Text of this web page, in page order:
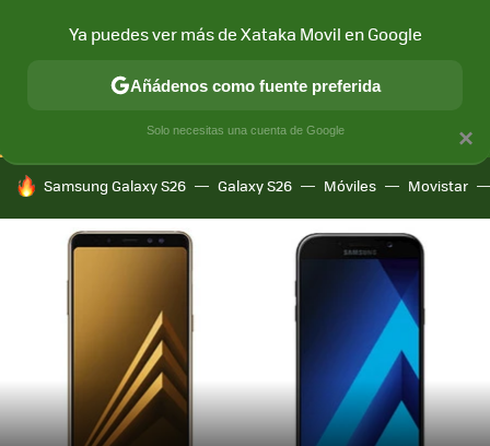
CONECTIVIDAD MÓVIL Y SOCIEDAD APLICACIONES
HOY SE HABLA DE
Samsung Galaxy S26 Galaxy S26 Móviles Movistar
×
Ya puedes ver más de Xataka Movil en Google
Añádenos como fuente preferida
Solo necesitas una cuenta de Google